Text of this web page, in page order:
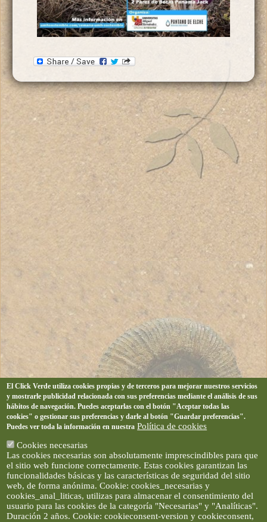
El Click Verde utiliza cookies propias y de terceros para mejorar nuestros servicios
y mostrarle publicidad relacionada con sus preferencias mediante el análisis de sus
hábitos de navegación. Puedes aceptarlas con el botón "Aceptar todas las
cookies" o gestionar sus preferencias y darle al botón "Guardar preferencias".
Puedes ver toda la información en nuestra Política de cookies
Cookies necesarias
Las cookies necesarias son absolutamente imprescindibles para que
el sitio web funcione correctamente. Estas cookies garantizan las
funcionalidades básicas y las características de seguridad del sitio
web, de forma anónima. Cookie: cookies_necesarias y
cookies_anal_liticas, utilizas para almacenar el consentimiento del
usuario para las cookies de la categoría "Necesarias" y "Analíticas".
Duración 2 años. Cookie: cookieconsent-version y cookieconsent,